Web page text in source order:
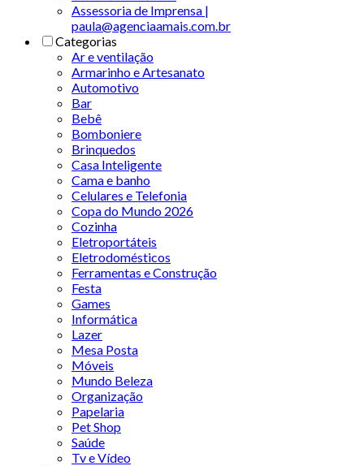
Assessoria de Imprensa |
paula@agenciaamais.com.br
Categorias
Ar e ventilação
Armarinho e Artesanato
Automotivo
Bar
Bebê
Bomboniere
Brinquedos
Casa Inteligente
Cama e banho
Celulares e Telefonia
Copa do Mundo 2026
Cozinha
Eletroportáteis
Eletrodomésticos
Ferramentas e Construção
Festa
Games
Informática
Lazer
Mesa Posta
Móveis
Mundo Beleza
Organização
Papelaria
Pet Shop
Saúde
Tv e Vídeo